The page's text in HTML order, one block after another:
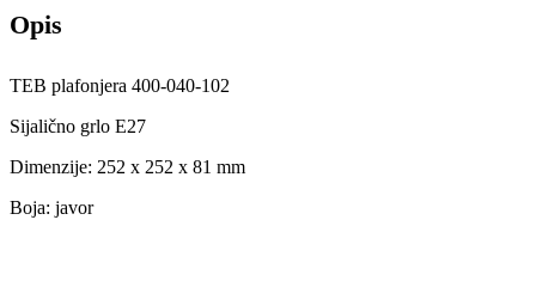
Opis
TEB plafonjera 400-040-102
Sijalično grlo E27
Dimenzije: 252 x 252 x 81 mm
Boja: javor